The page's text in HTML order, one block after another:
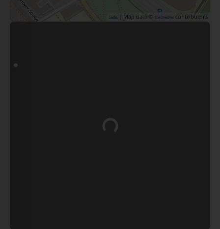
Leaflet | Map data © OpenStreetMap contributors
Wird geladen …